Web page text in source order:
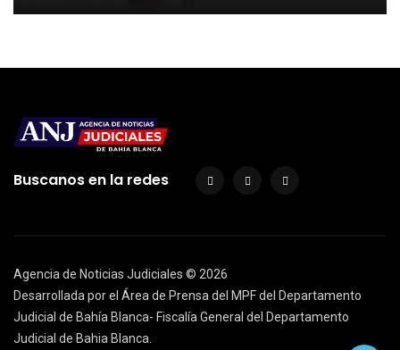
Buscanos en la redes
Agencia de Noticias Judiciales © 2026
Desarrollada por el Área de Prensa del MPF del Departamento
Judicial de Bahía Blanca- Fiscalía General del Departamento
Judicial de Bahia Blanca.